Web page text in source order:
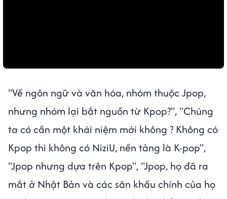
"Về ngôn ngữ và văn hóa, nhóm thuộc Jpop,
nhưng nhóm lại bắt nguồn từ Kpop?", "Chúng
ta có cần một khái niệm mới không ? Không có
Kpop thì không có NiziU, nền tảng là K-pop",
"Jpop nhưng dựa trên Kpop", "Jpop, họ đã ra
mắt ở Nhật Bản và các sân khấu chính của họ